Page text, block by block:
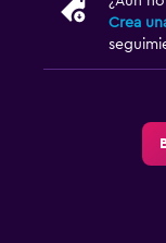
Crea